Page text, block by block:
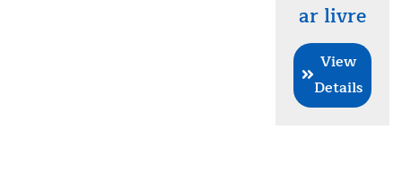
ar livre
View
Details